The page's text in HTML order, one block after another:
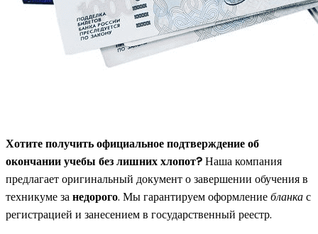
Хотите получить официальное подтверждение об
окончании учебы без лишних хлопот?Наша компания
предлагает оригинальный документ о завершении обучения в
техникуме занедорого. Мы гарантируем оформлениебланкас
регистрацией и занесением в государственный реестр.